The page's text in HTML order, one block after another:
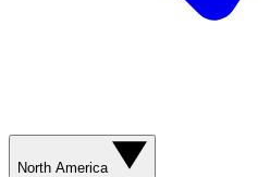
North America